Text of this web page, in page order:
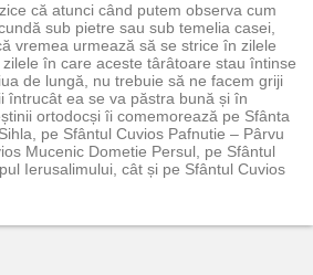
că atunci când putem observa cum
sub pietre sau sub temelia casei,
vremea urmează să se strice în zilele
în care aceste târâtoare stau întinse
de lungă, nu trebuie să ne facem griji
întrucât ea se va păstra bună și în
ortodocși îi comemorează pe Sfânta
pe Sfântul Cuvios Pafnutie – Pârvu
Mucenic Dometie Persul, pe Sfântul
Ierusalimului, cât și pe Sfântul Cuvios